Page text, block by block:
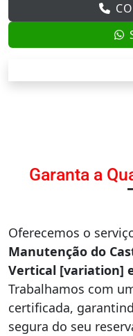
Garanta a
Oferecemos o
Manutenção do
Vertical [variation]
Trabalhamos com
certificada,
segura do seu